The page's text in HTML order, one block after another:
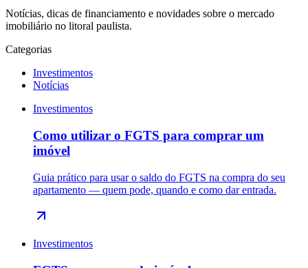
Notícias, dicas de financiamento e novidades sobre o mercado
imobiliário no litoral paulista.
Categorias
Investimentos
Notícias
Investimentos
Como utilizar o FGTS para comprar um
imóvel
Guia prático para usar o saldo do FGTS na compra do seu
apartamento — quem pode, quando e como dar entrada.
Investimentos